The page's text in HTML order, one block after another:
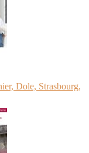
Dole, Strasbourg,